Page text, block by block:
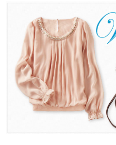
寝具・ベッド
カーテン・ラグ・ファブリック
美容・健康・サプリメント
制服・スクールすべて
制服・学生服
ジュニア・ティーンズ下着
大きいサイズ
大きいサイズ通販すべて
大きいサイズ レディース服
大きいサイズ レディース下着
バーゲン
バーゲンセール
シークレットセール
詳細検索
商品カテゴリ一覧
カーテン・ラグ・ファブリック
制服・学生服
ジュニア・ティーンズ下着
大きいサイズ通販すべて
大きいサイズ レディース服
大きいサイズ レディース下着
大きいサイズ メンズ
バーゲン
バーゲンセール
シークレットセール
詳細検索
商品カテゴリ一覧
カタログ
カタログ・チラシからのご